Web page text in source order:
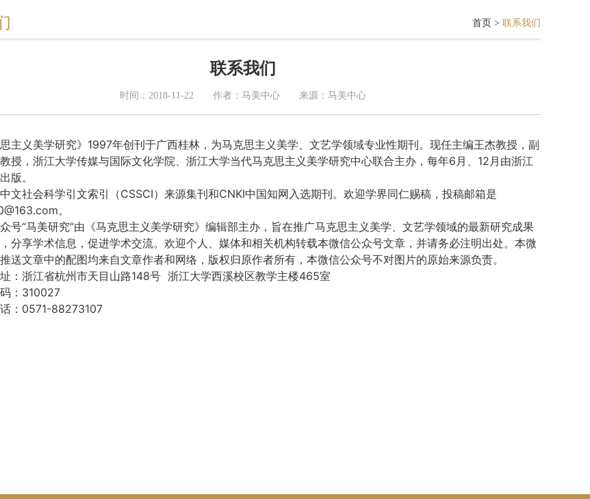
首页 > 联系我们
联系我们
时间：2018-11-22 作者：马美中心 来源：马美中心
思主义美学研究》1997年创刊于广西桂林，为马克思主义美学、文艺学领域专业性期刊。现任主编王杰教授，副
授，浙江大学传媒与国际文化学院、浙江大学当代马克思主义美学研究中心联合主办，每年6月、12月由浙江
版。
文社会科学引文索引（CSSCI）来源集刊和CNKI中国知网入选期刊。欢迎学界同仁赐稿，投稿邮箱是
。
号“马美研究”由《马克思主义美学研究》编辑部主办，旨在推广马克思主义美学、文艺学领域的最新研究成果
分享学术信息，促进学术交流。欢迎个人、媒体和相关机构转载本微信公众号文章，并请务必注明出处。本微
送文章中的配图均来自文章作者和网络，版权归原作者所有，本微信公众号不对图片的原始来源负责。
：浙江省杭州市天目山路148号 浙江大学西溪校区教学主楼465室
码：310027
：0571-88273107